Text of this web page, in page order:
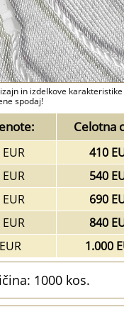
in izdelkove
spodaj!
Celotna
410
540
690
840
1.000
1000 kos.